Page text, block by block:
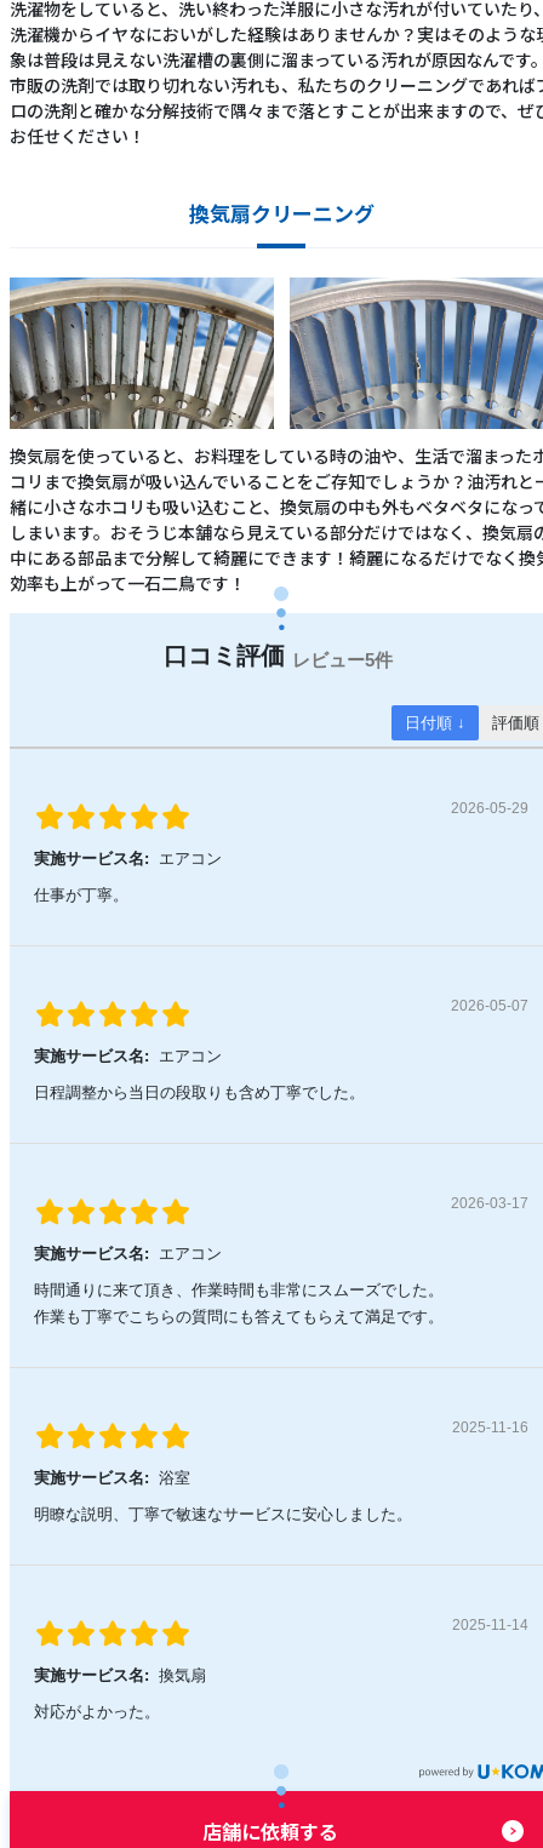
洗濯物をしていると、洗い終わった洋服に小さな汚れが付いていたり
洗濯機からイヤなにおいがした経験はありませんか？実はそのような
象は普段は見えない洗濯槽の裏側に溜まっている汚れが原因なんです
市販の洗剤では取り切れない汚れも、私たちのクリーニングであれば
ロの洗剤と確かな分解技術で隅々まで落とすことが出来ますので、ぜ
お任せください！
換気扇クリーニング
換気扇を使っていると、お料理をしている時の油や、生活で溜まった
コリまで換気扇が吸い込んでいることをご存知でしょうか？油汚れと
緒に小さなホコリも吸い込むこと、換気扇の中も外もベタベタになっ
しまいます。おそうじ本舗なら見えている部分だけではなく、換気扇
中にある部品まで分解して綺麗にできます！綺麗になるだけでなく換
効率も上がって一石二鳥です！
5件
日付順 ↓ 評価順
2026-05-29
実施サービス名:
エアコン
仕事が丁寧。
2026-05-07
実施サービス名:
エアコン
日程調整から当日の段取りも含め丁寧でした。
2026-03-17
実施サービス名:
エアコン
時間通りに来て頂き、作業時間も非常にスムーズでした。
作業も丁寧でこちらの質問にも答えてもらえて満足です。
2025-11-16
実施サービス名: 浴室
明瞭な説明、丁寧で敏速なサービスに安心しました。
2025-11-14
実施サービス名: 換気扇
対応がよかった。
店舗に依頼する